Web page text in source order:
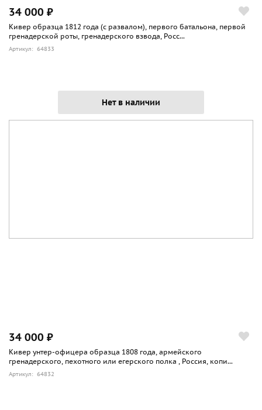
34 000 ₽
Кивер образца 1812 года (с развалом), первого батальона, первой
гренадерской роты, гренадерского взвода, Росс...
Артикул: 64833
Нет в наличии
34 000 ₽
Кивер унтер-офицера образца 1808 года, армейского
гренадерского, пехотного или егерского полка , Россия, копи...
Артикул: 64832